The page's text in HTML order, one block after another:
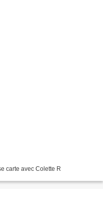
carte avec Colette R